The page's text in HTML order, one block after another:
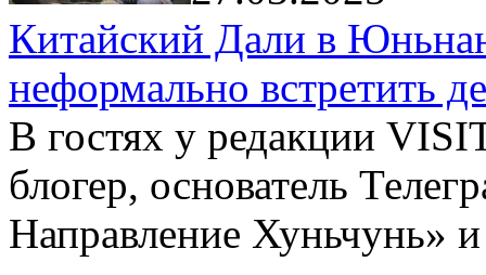
Китайский Дали в
неформально встретить
В гостях у редакции
блогер, основатель
Направление Хуньчунь»